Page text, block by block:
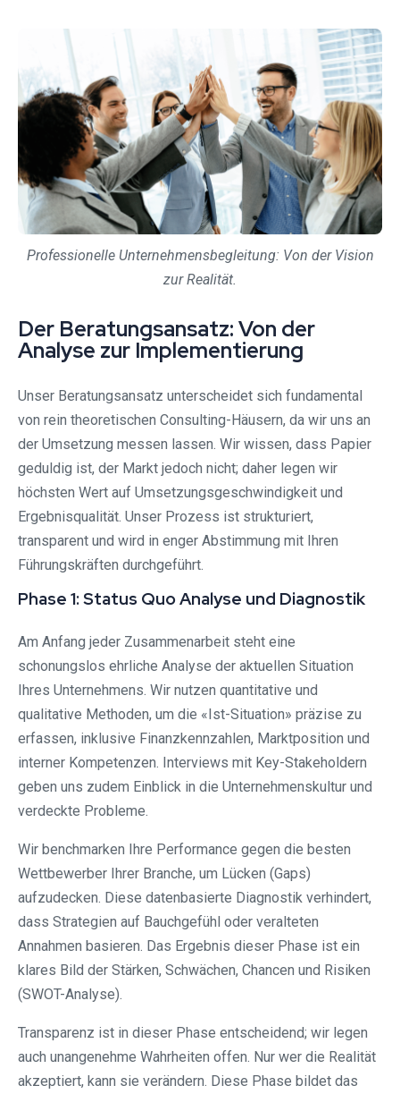
Professionelle Unternehmensbegleitung: Von der Vision
zur Realität.
Der Beratungsansatz: Von der
Analyse zur Implementierung
Unser Beratungsansatz unterscheidet sich fundamental
von rein theoretischen Consulting-Häusern, da wir uns an
der Umsetzung messen lassen. Wir wissen, dass Papier
geduldig ist, der Markt jedoch nicht; daher legen wir
höchsten Wert auf Umsetzungsgeschwindigkeit und
Ergebnisqualität. Unser Prozess ist strukturiert,
transparent und wird in enger Abstimmung mit Ihren
Führungskräften durchgeführt.
Phase 1: Status Quo Analyse und Diagnostik
Am Anfang jeder Zusammenarbeit steht eine
schonungslos ehrliche Analyse der aktuellen Situation
Ihres Unternehmens. Wir nutzen quantitative und
qualitative Methoden, um die «Ist-Situation» präzise zu
erfassen, inklusive Finanzkennzahlen, Marktposition und
interner Kompetenzen. Interviews mit Key-Stakeholdern
geben uns zudem Einblick in die Unternehmenskultur und
verdeckte Probleme.
Wir benchmarken Ihre Performance gegen die besten
Wettbewerber Ihrer Branche, um Lücken (Gaps)
aufzudecken. Diese datenbasierte Diagnostik verhindert,
dass Strategien auf Bauchgefühl oder veralteten
Annahmen basieren. Das Ergebnis dieser Phase ist ein
klares Bild der Stärken, Schwächen, Chancen und Risiken
(SWOT-Analyse).
Transparenz ist in dieser Phase entscheidend; wir legen
auch unangenehme Wahrheiten offen. Nur wer die Realität
akzeptiert, kann sie verändern. Diese Phase bildet das